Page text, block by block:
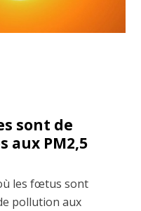
sont de
aux PM2,5
les fœtus sont
pollution aux